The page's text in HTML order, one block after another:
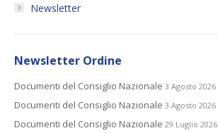
Newsletter
Newsletter Ordine
Documenti del Consiglio Nazionale 3 Agosto 2026
Documenti del Consiglio Nazionale 3 Agosto 2026
Documenti del Consiglio Nazionale 29 Luglio 2026